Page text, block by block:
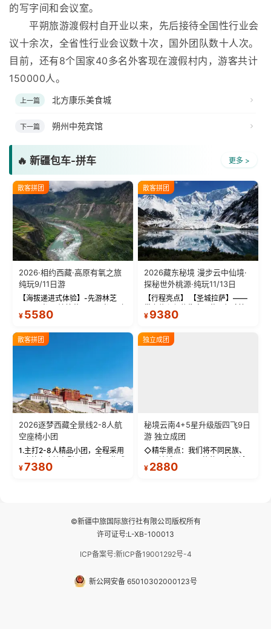
的写字间和会议室。
平朔旅游渡假村自开业以来，先后接待全国性行业会
议十余次，全省性行业会议数十次，国外团队数十人次。
目前，还有8个国家40多名外客现在渡假村内，游客共计
150000人。
上一篇 北方康乐美食城
下一篇 朔州中苑宾馆
🔥 新疆包车-拼车 更多 >
散客拼团
2026·相约西藏·高原有氧之旅
纯玩9/11日游
【海拔递进式体验】-先游林芝
(2900米)再访拉萨(3650米)，亲
测 99%游客零高反 。 【贴心保
反根本不是事儿 ！ 【无人机航
拍】-雪山/圣湖/...
¥ 5580
散客拼团
2026藏东秘境 漫步云中仙境·
探秘世外桃源·纯玩11/13日
【行程亮点】 【圣城拉萨】——
带上信心与信仰去西藏，行吟拉
萨，感受这座城与生俱来的与众
城堡寺院于一体的宏伟建筑，是
西藏最完整的古代...
¥ 9380
散客拼团
2026逐梦西藏全景线2-8人航
空座椅小团
1.主打2-8人精品小团，全程采用
座舱），提供VIP级别的舒适出行
¥7380
独立成团
秘境云南4+5星升级版四飞9日
游 独立成团
◇精华景点：我们将不同民族、
—【大理古城、丽江古城、香格
¥ 2880
©新疆中旅国际旅行社有限公司版权所有
许可证号:L-XB-100013
ICP备案号:新ICP备19001292号-4
新公网安备 65010302000123号